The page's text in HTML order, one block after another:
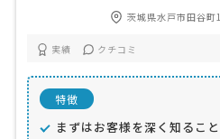
茨城県水戸市田谷
実績 クチコミ
特徴
まずはお客様を深く知るこ